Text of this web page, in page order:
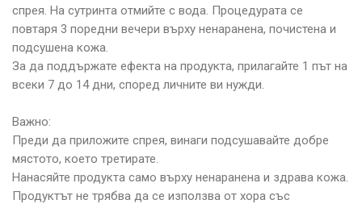
спрея. На сутринта отмийте с вода. Процедурата се
повтаря 3 поредни вечери върху ненаранена, почистена и
подсушена кожа.
За да поддържате ефекта на продукта, прилагайте 1 път на
всеки 7 до 14 дни, според личните ви нужди.
Важно:
Преди да приложите спрея, винаги подсушавайте добре
мястото, което третирате.
Нанасяйте продукта само върху ненаранена и здрава кожа.
Продуктът не трябва да се използва от хора със